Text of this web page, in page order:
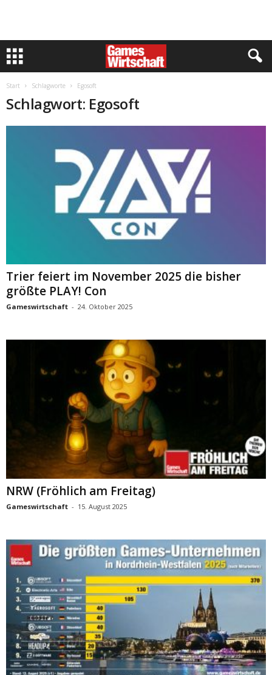
Start Schlagworte Egosoft
Schlagwort: Egosoft
Trier feiert im November 2025 die bisher
größte PLAY! Con
Gameswirtschaft - 24. Oktober 2025
NRW (Fröhlich am Freitag)
Gameswirtschaft - 15. August 2025